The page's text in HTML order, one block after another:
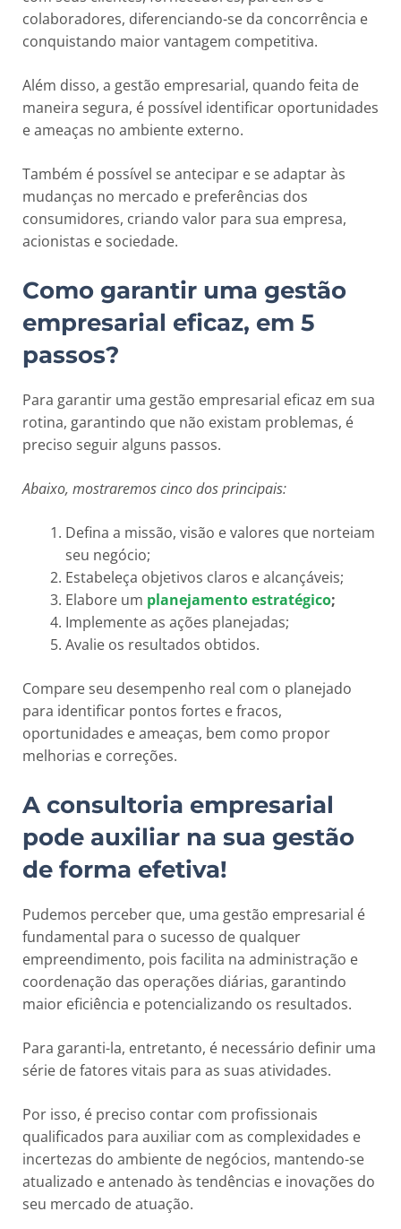
colaboradores, diferenciando-se da concorrência e
conquistando maior vantagem competitiva.
Além disso, a gestão empresarial, quando feita de
maneira segura, é possível identificar oportunidades
e ameaças no ambiente externo.
Também é possível se antecipar e se adaptar às
mudanças no mercado e preferências dos
consumidores, criando valor para sua empresa,
acionistas e sociedade.
Como garantir uma gestão
empresarial eficaz, em 5
passos?
Para garantir uma gestão empresarial eficaz em sua
rotina, garantindo que não existam problemas, é
preciso seguir alguns passos.
Abaixo, mostraremos cinco dos principais:
Defina a missão, visão e valores que norteiam
seu negócio;
Estabeleça objetivos claros e alcançáveis;
Elabore um planejamento estratégico;
Implemente as ações planejadas;
Avalie os resultados obtidos.
Compare seu desempenho real com o planejado
para identificar pontos fortes e fracos,
oportunidades e ameaças, bem como propor
melhorias e correções.
A consultoria empresarial
pode auxiliar na sua gestão
de forma efetiva!
Pudemos perceber que, uma gestão empresarial é
fundamental para o sucesso de qualquer
empreendimento, pois facilita na administração e
coordenação das operações diárias, garantindo
maior eficiência e potencializando os resultados.
Para garanti-la, entretanto, é necessário definir uma
série de fatores vitais para as suas atividades.
Por isso, é preciso contar com profissionais
qualificados para auxiliar com as complexidades e
incertezas do ambiente de negócios, mantendo-se
atualizado e antenado às tendências e inovações do
seu mercado de atuação.